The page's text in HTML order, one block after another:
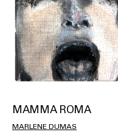
MAMMA ROMA
MARLENE DUMAS